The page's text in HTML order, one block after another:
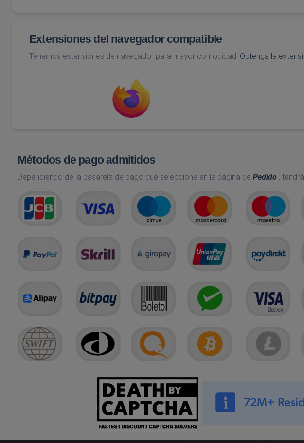
Extensiones del navegador compatible
Tenemos extensiones de navegador para mayor comodidad. Obtenga la
Métodos de pago admitidos
Dependiendo de la pasarela de pago que seleccione en la página de Pedido ,